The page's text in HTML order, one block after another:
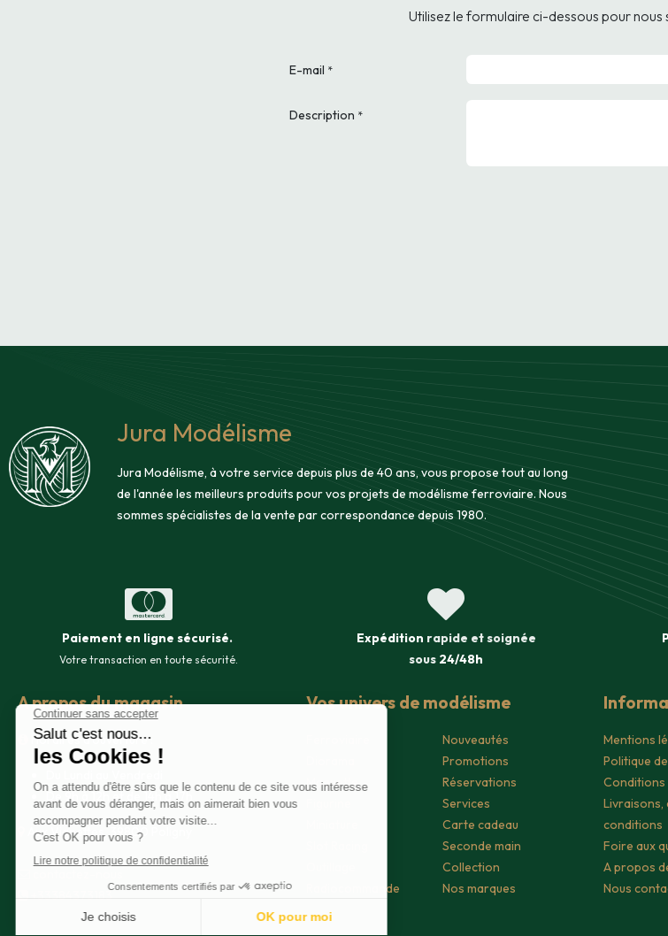
Utilisez le formulaire ci-dessous pour nous
E-mail *
Description *
Jura Modélisme
Jura Modélisme, à votre service depuis plus de 40 ans, vous propose tout au long
de l'année les meilleurs produits pour vos projets de modélisme ferroviaire. Nous
sommes spécialistes de la vente par correspondance depuis 1980.
Paiement en ligne sécurisé.
Votre transaction en toute sécurité.
Expédition rapide et soignée
sous 24/48h
A propos du magasin
Horaires d'ouverture :
De 9h à 12h et de 14h à 17h
Aux Vignettes, 39800 Poligny
+33384373183
Vos univers de modélisme
Maquette
Radiocommande
Nouveautés
Promotions
Réservations
Services
Carte cadeau
Seconde main
Collection
Nos marques
Mentions
Politique
Conditions
Livraisons,
conditions
Foire aux
A propos
Nous